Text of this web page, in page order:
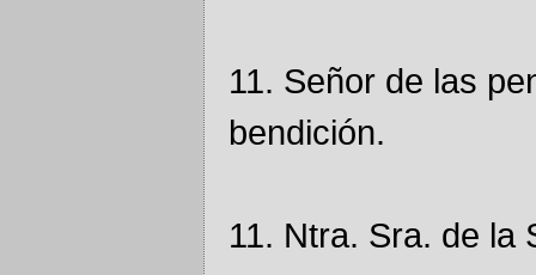
11. Señor de las
bendición.
11. Ntra. Sra. de la